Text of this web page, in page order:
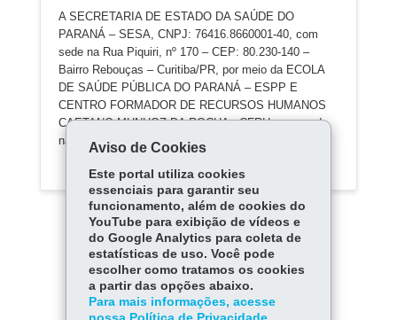
A SECRETARIA DE ESTADO DA SAÚDE DO
PARANÁ – SESA, CNPJ: 76416.8660001-40, com
sede na Rua Piquiri, nº 170 – CEP: 80.230-140 –
Bairro Rebouças – Curitiba/PR, por meio da ECOLA
DE SAÚDE PÚBLICA DO PARANÁ – ESPP E
CENTRO FORMADOR DE RECURSOS HUMANOS
CAETANO MUNHOZ DA ROCHA - CFRH, com sede
na Rua Dr
Carregar mais
Aviso de Cookies
Este portal utiliza cookies
essenciais para garantir seu
funcionamento, além de cookies do
YouTube para exibição de vídeos e
do Google Analytics para coleta de
estatísticas de uso. Você pode
escolher como tratamos os cookies
a partir das opções abaixo.
Para mais informações, acesse